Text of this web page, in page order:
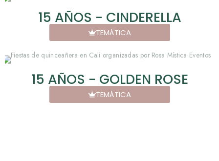
15 AÑOS - CINDERELLA
TEMÁTICA
15 AÑOS - GOLDEN ROSE
TEMÁTICA